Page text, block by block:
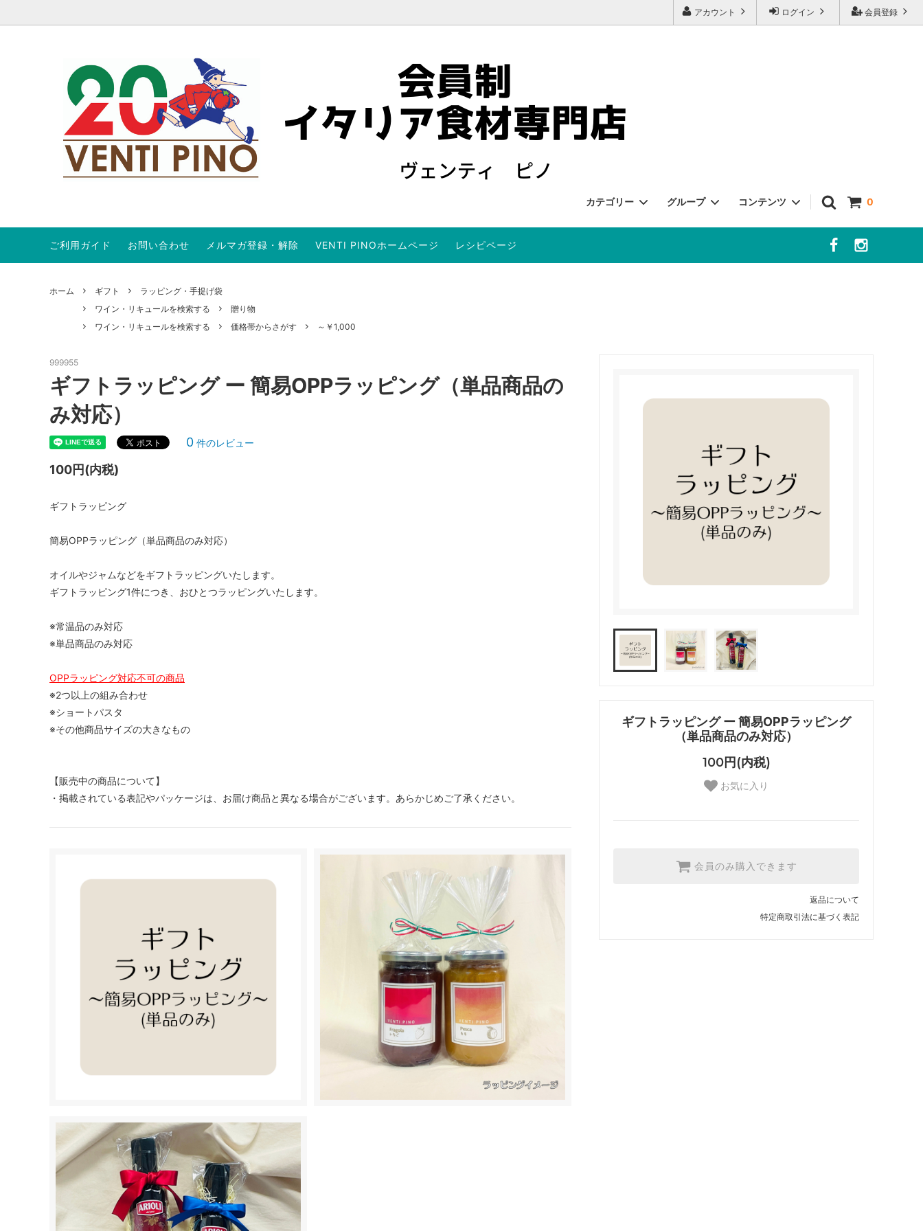
会員登録
ログイン
アカウント
0
カテゴリー
トマト パスタ オイル
ビネガー、コラトゥーラ
ピザ パスタソース
ジュース
その他食材 ギフト ワイン・リキュール
グループ
食材を検索する パスタを検索する ワイン・リキュールを検索する
コンテンツ
オンラインストア会員規約 ABOUT US 当店からのメールが届かないお客様へ
ご利用ガイド お問い合わせ メルマガ登録・解除 VENTI PINOホームページ レシピページ
ホーム ギフト
ラッピング・手提げ袋
ワイン・リキュールを検索する
贈り物
ワイン・リキュールを検索する
価格帯からさがす ～￥1,000
ギフトラッピング ー 簡易OPPラッピング
（単品商品のみ対応）
100円(内税)
お気に入り
会員のみ購入できます
返品について
特定商取引法に基づく表記
999955
ギフトラッピング ー 簡易OPPラッピング（単品商品の
み対応）
0 件のレビュー
100円(内税)
ギフトラッピング
簡易OPPラッピング（単品商品のみ対応）
オイルやジャムなどをギフトラッピングいたします。
ギフトラッピング1件につき、おひとつラッピングいたします。
※常温品のみ対応
※単品商品のみ対応
OPPラッピング対応不可の商品
※2つ以上の組み合わせ
※ショートパスタ
※その他商品サイズの大きなもの
【販売中の商品について】
・掲載されている表記やパッケージは、お届け商品と異なる場合がございます。あらかじめご了承ください。